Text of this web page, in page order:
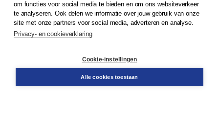
© 2026Koninklijke Boom uitgevers
Bestellen
om functies voor social media te bieden en om ons websiteverkeer
te analyseren. Ook delen we informatie over jouw gebruik van onze
site met onze partners voor social media, adverteren en analyse.
Privacy- en cookieverklaring
Cookie-instellingen
Alle cookies toestaan